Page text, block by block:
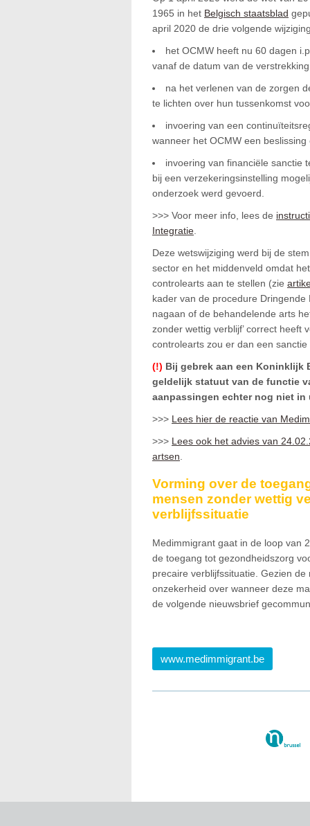
1965 in het Belgisch staatsblad
april 2020 de drie volgende
het OCMW heeft nu 60 dagen
vanaf de datum van de
na het verlenen van de zorgen
te lichten over hun tussenkomst
invoering van een
wanneer het OCMW een
invoering van financiële sanctie
bij een verzekeringsinstelling
onderzoek werd gevoerd.
>>> Voor meer info, lees de
Integratie
Deze wetswijziging werd bij de
sector en het middenveld omdat
controlearts aan te stellen (zie
kader van de procedure
nagaan of de behandelende arts
zonder wettig verblijf’ correct heeft
controlearts zou er dan een
(!) Bij gebrek aan een
geldelijk statuut van de functie
aanpassingen echter nog niet in
>>> Lees hier de reactie van
>>> Lees ook het advies van
artsen
Vorming over de
mensen zonder wettig
verblijfssituatie
Medimmigrant gaat in de loop van
de toegang tot gezondheidszorg
precaire verblijfssituatie. Gezien
onzekerheid over wanneer deze
de volgende nieuwsbrief
www.medimmigrant.be